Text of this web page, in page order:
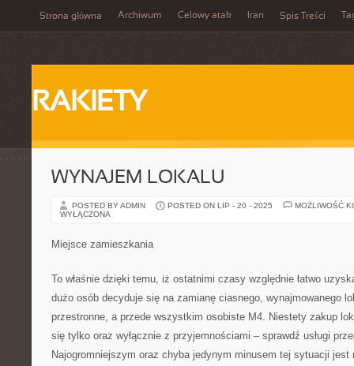
Strona główna Archiwum Celowy atak Iran Spis Treści
RAKIETY
WYNAJEM LOKALU
POSTED BY ADMIN POSTED ON LIP - 20 - 2025
MOŻLIWOŚĆ
WYŁĄCZONA
Miejsce zamieszkania
To właśnie dzięki temu, iż ostatnimi czasy względnie łatwo
dużo osób decyduje się na zamianę ciasnego, wynajmowanego
przestronne, a przede wszystkim osobiste M4. Niestety zakup
się tylko oraz wyłącznie z przyjemnościami – sprawdź usługi
Najogromniejszym oraz chyba jedynym minusem tej sytuacji jest